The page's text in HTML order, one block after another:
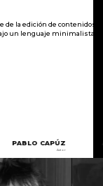
de la edición de contenidos
un lenguaje minimalista y
PABLO CAPÚZ
Actor